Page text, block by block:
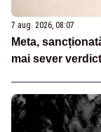
7 aug. 2026, 08:07
Meta,
mai sever